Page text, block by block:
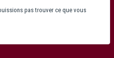
pas trouver ce que vous